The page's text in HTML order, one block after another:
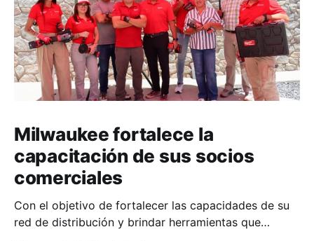
Milwaukee fortalece la
capacitación de sus socios
comerciales
Con el objetivo de fortalecer las capacidades de su
red de distribución y brindar herramientas que